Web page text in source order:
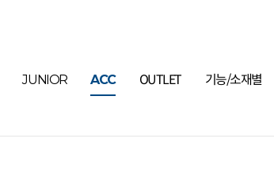
JUNIOR ACC OUTLET 기능/소재별